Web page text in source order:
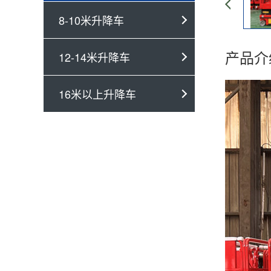
8-10米升降车
12-14米升降车
16米以上升降车
产品